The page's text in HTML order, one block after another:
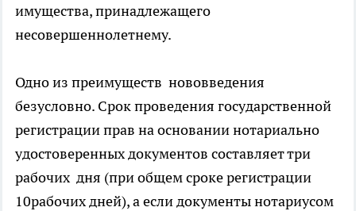
имущества, принадлежащего
несовершеннолетнему.
Одно из преимуществ нововведения
безусловно. Срок проведения государственной
регистрации прав на основании нотариально
удостоверенных документов составляет три
рабочих дня (при общем сроке регистрации
10рабочих дней), а если документы нотариусом